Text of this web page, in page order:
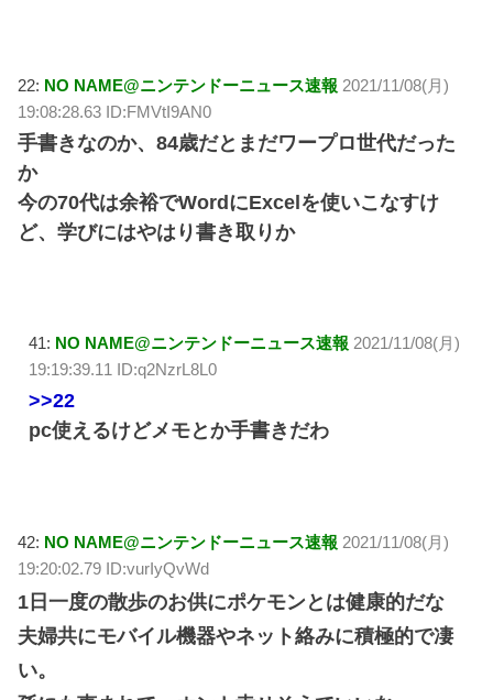
22: NO NAME@ニンテンドーニュース速報 2021/11/08(月)
19:08:28.63 ID:FMVtI9AN0
手書きなのか、84歳だとまだワープロ世代だった
か
今の70代は余裕でWordにExcelを使いこなすけ
ど、学びにはやはり書き取りか
41: NO NAME@ニンテンドーニュース速報 2021/11/08(月)
19:19:39.11 ID:q2NzrL8L0
>>22
pc使えるけどメモとか手書きだわ
42: NO NAME@ニンテンドーニュース速報 2021/11/08(月)
19:20:02.79 ID:vurIyQvWd
1日一度の散歩のお供にポケモンとは健康的だな
夫婦共にモバイル機器やネット絡みに積極的で凄
い。